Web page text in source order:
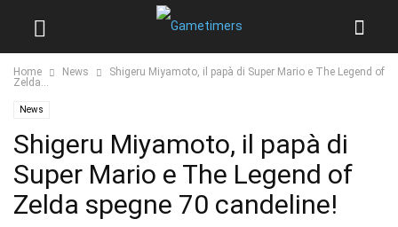
Home News
Shigeru Miyamoto, il papà di Super Mario e The Legend of
Zelda...
News
Shigeru Miyamoto, il papà di
Super Mario e The Legend of
Zelda spegne 70 candeline!